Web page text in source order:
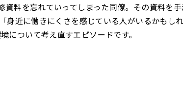
資料を忘れていってしまった同僚。その資料を
身近に働きにくさを感じている人がいるかもし
について考え直すエピソードです。